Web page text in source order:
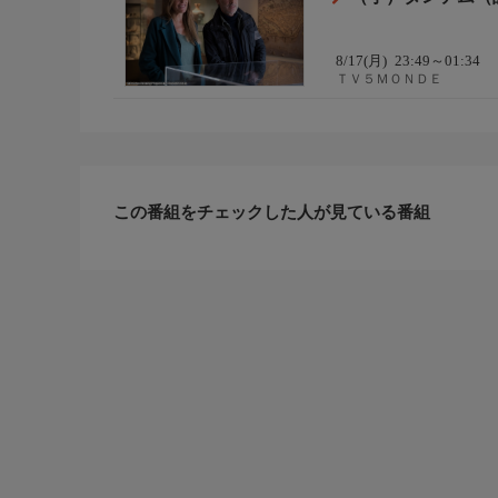
8/17(月) 23:49～01:34
ＴＶ５ＭＯＮＤＥ
この番組をチェックした人が見ている番組